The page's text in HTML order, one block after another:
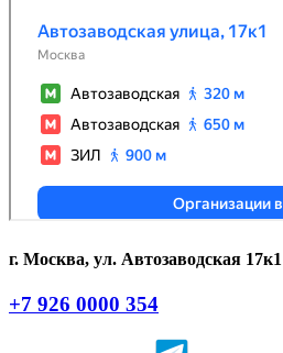
г. Москва, ул. Автозаводская 17к1
+7 926 0000 354